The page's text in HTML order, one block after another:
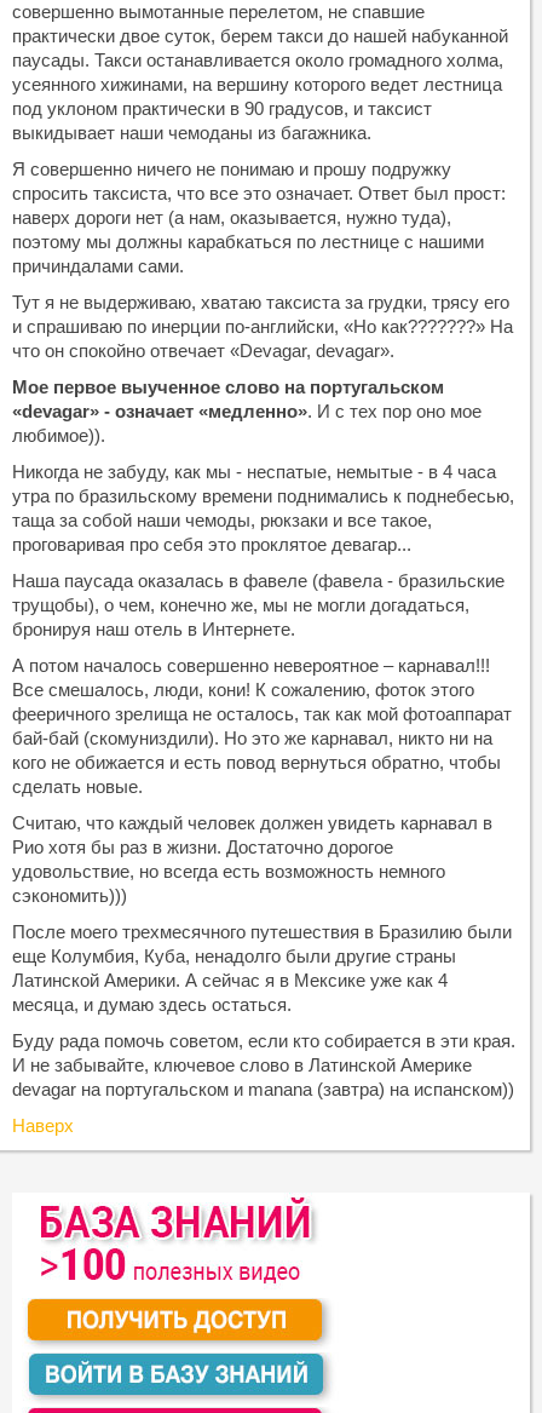
совершенно вымотанные перелетом, не спавшие
практически двое суток, берем такси до нашей набуканной
паусады. Такси останавливается около громадного холма,
усеянного хижинами, на вершину которого ведет лестница
под уклоном практически в 90 градусов, и таксист
выкидывает наши чемоданы из багажника.
Я совершенно ничего не понимаю и прошу подружку
спросить таксиста, что все это означает. Ответ был прост:
наверх дороги нет (а нам, оказывается, нужно туда),
поэтому мы должны карабкаться по лестнице с нашими
причиндалами сами.
Тут я не выдерживаю, хватаю таксиста за грудки, трясу его
и спрашиваю по инерции по-английски, «Но как???????» На
что он спокойно отвечает «Devagar, devagar».
Мое первое выученное слово на португальском
«devagar» - означает «медленно». И с тех пор оно мое
любимое)).
Никогда не забуду, как мы - неспатые, немытые - в 4 часа
утра по бразильскому времени поднимались к поднебесью,
таща за собой наши чемоды, рюкзаки и все такое,
проговаривая про себя это проклятое девагар...
Наша паусада оказалась в фавеле (фавела - бразильские
трущобы), о чем, конечно же, мы не могли догадаться,
бронируя наш отель в Интернете.
А потом началось совершенно невероятное – карнавал!!!
Все смешалось, люди, кони! К сожалению, фоток этого
фееричного зрелища не осталось, так как мой фотоаппарат
бай-бай (скомуниздили). Но это же карнавал, никто ни на
кого не обижается и есть повод вернуться обратно, чтобы
сделать новые.
Считаю, что каждый человек должен увидеть карнавал в
Рио хотя бы раз в жизни. Достаточно дорогое
удовольствие, но всегда есть возможность немного
сэкономить)))
После моего трехмесячного путешествия в Бразилию были
еще Колумбия, Куба, ненадолго были другие страны
Латинской Америки. А сейчас я в Мексике уже как 4
месяца, и думаю здесь остаться.
Буду рада помочь советом, если кто собирается в эти края.
И не забывайте, ключевое слово в Латинской Америке
devagar на португальском и manana (завтра) на испанском))
Наверх